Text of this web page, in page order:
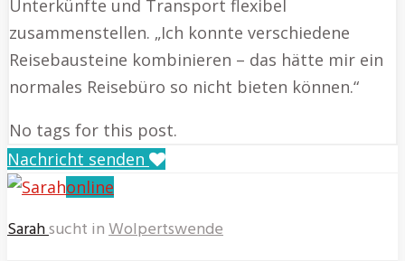
Unterkünfte und Transport flexibel
zusammenstellen. „Ich konnte verschiedene
Reisebausteine kombinieren – das hätte mir ein
normales Reisebüro so nicht bieten können.“
No tags for this post.
Nachricht senden
online
Sarahsucht inWolpertswende